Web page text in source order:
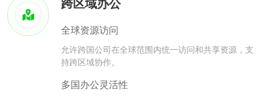
全球资源访问
允许跨国公司在全球范围内统一访问和共享资源，支
持跨区域协作。
多国办公灵活性